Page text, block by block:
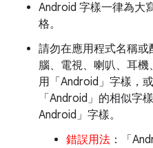
Android 字樣一律為大
格。
請勿在應用程式名稱
腦、電視、喇叭、耳
用「Android」字樣，
「Android」的相似字
Android」字樣。
錯誤用法 ：「